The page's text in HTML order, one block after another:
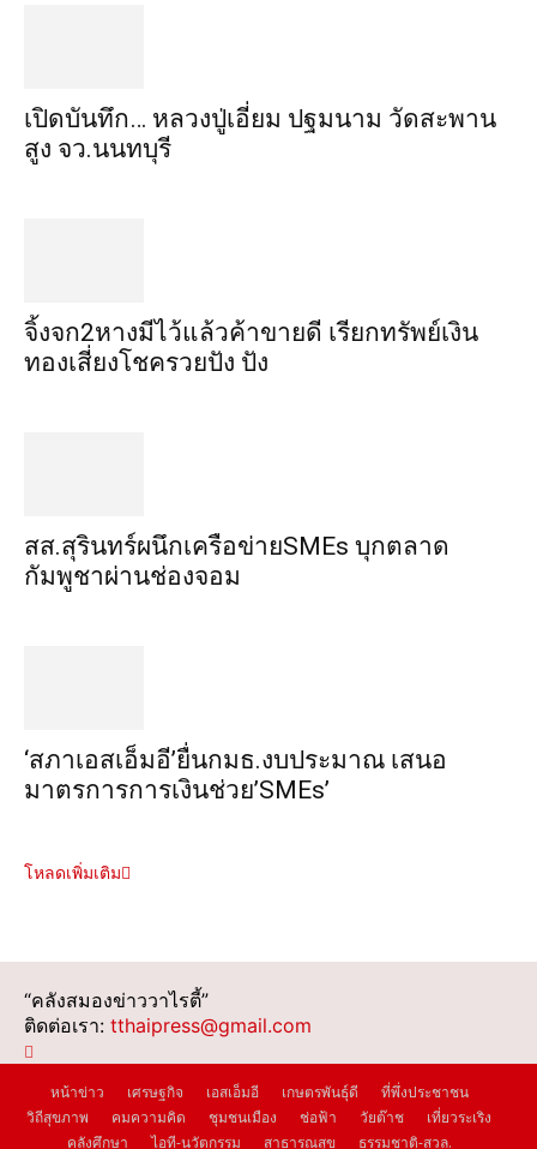
เปิดบันทึก… หลวงปู่เอี่ยม ​ปฐม​นาม​ วัดสะพาน
สูง​ จว.นนทบุรี
จิ้งจก​2​หาง​มีไว้แล้ว​ค้าขาย​ดี​ เรียก​ทรัพย์เงิน
ทอง​เสี่ยงโชค​รวยปัง​ ปัง​
สส.สุรินทร์ผนึกเครือข่ายSMEs บุกตลาด
กัมพูชาผ่านช่องจอม
‘สภาเอสเอ็มอี’ยื่นกมธ.งบประมาณ เสนอ
มาตรการการเงินช่วย’SMEs’
โหลดเพิ่มเติม
“คลังสมองข่าววาไรตี้”
ติดต่อเรา: tthaipress@gmail.com
หน้าข่าว เศรษฐกิจ เอสเอ็มอี เกษตรพันธุ์ดี
ที่พึ่งประชาชน
วิถีสุขภาพ
คมความคิด ชุมชนเมือง ช่อฟ้า วัยต๊าช
เที่ยวระเริง
คลังศึกษา
ไอที-นวัตกรรม สาธารณสุข ธรรมชาติ-สวล.